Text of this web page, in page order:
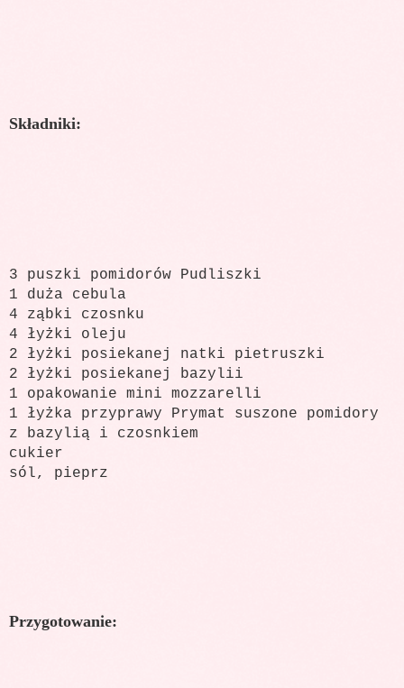
Składniki:
3 puszki pomidorów Pudliszki
1 duża cebula
4 ząbki czosnku
4 łyżki oleju
2 łyżki posiekanej natki pietruszki
2 łyżki posiekanej bazylii
1 opakowanie mini mozzarelli
1 łyżka przyprawy Prymat suszone pomidory
z bazylią i czosnkiem
cukier
sól, pieprz
Przygotowanie: